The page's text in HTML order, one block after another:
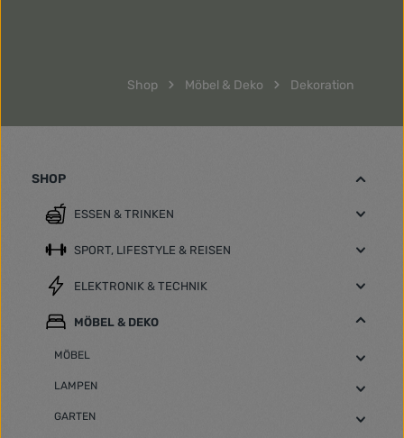
Shop Möbel & Deko Dekoration
SHOP
ESSEN & TRINKEN
SPORT, LIFESTYLE & REISEN
ELEKTRONIK & TECHNIK
MÖBEL & DEKO
MÖBEL
LAMPEN
GARTEN